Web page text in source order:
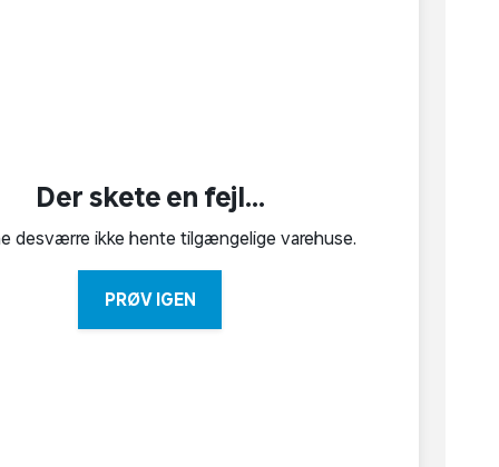
Der skete en fejl...
desværre ikke hente tilgængelige varehuse.
PRØV IGEN